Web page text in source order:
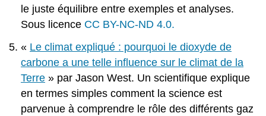
le juste équilibre entre exemples et analyses.
Sous licence CC BY-NC-ND 4.0.
« Le climat expliqué : pourquoi le dioxyde de
carbone a une telle influence sur le climat de la
Terre » par Jason West. Un scientifique explique
en termes simples comment la science est
parvenue à comprendre le rôle des différents gaz